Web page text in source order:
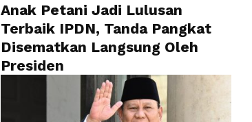
Anak Petani Jadi Lulusan
Terbaik IPDN, Tanda Pangkat
Disematkan Langsung Oleh
Presiden